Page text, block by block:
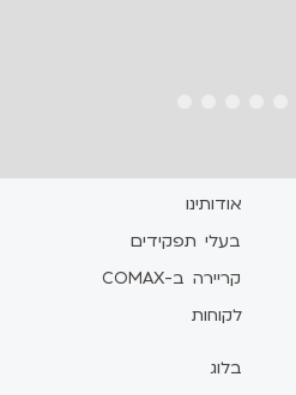
אודותינו
בעלי תפקידים
קריירה ב-COMAX
לקוחות
בלוג